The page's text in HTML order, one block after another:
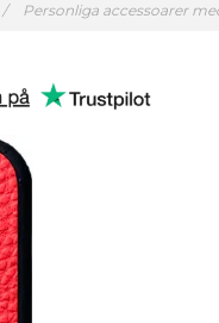
/ Personliga accessoarer